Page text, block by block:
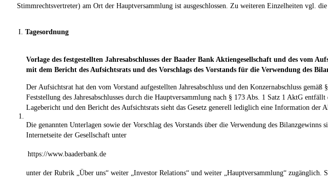
Stimmrechtsvertreter) am Ort der Hauptversammlung ist ausgeschlossen. Zu weiteren Einzelheiten vgl.
I. Tagesordnung
1.
Vorlage des festgestellten Jahresabschlusses der Baader Bank Aktiengesellschaft und des vom
mit dem Bericht des Aufsichtsrats und des Vorschlags des Vorstands für die Verwendung des
Der Aufsichtsrat hat den vom Vorstand aufgestellten Jahresabschluss und den Konzernabschluss
Feststellung des Jahresabschlusses durch die Hauptversammlung nach § 173 Abs. 1 Satz 1 AktG
Lagebericht und den Bericht des Aufsichtsrats sieht das Gesetz generell lediglich eine Information der
Die genannten Unterlagen sowie der Vorschlag des Vorstands über die Verwendung des
Internetseite der Gesellschaft unter
https://www.baaderbank.de
unter der Rubrik „Über uns“ weiter „Investor Relations“ und weiter „Hauptversammlung“ zugänglich.